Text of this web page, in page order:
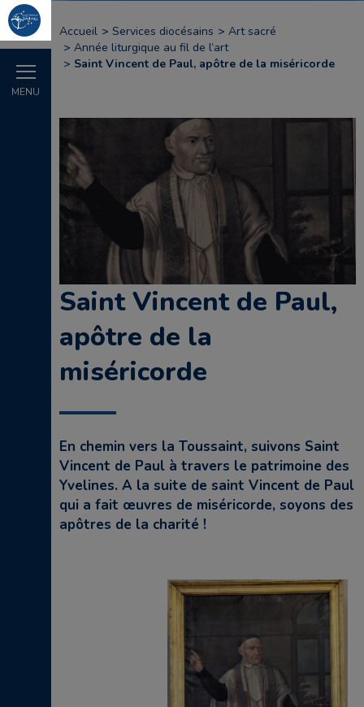
MENU
Accueil Services diocésains
Art sacré
Année liturgique au fil de l’art
Saint Vincent de Paul, apôtre de la miséricorde
Saint Vincent de Paul,
apôtre de la
miséricorde
En chemin vers la Toussaint, suivons Saint
Vincent de Paul à travers le patrimoine des
Yvelines. A la suite de saint Vincent de Paul
qui a fait œuvres de miséricorde, soyons des
apôtres de la charité !